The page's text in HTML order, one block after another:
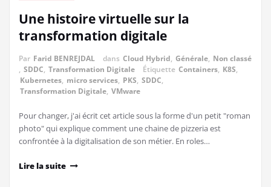
Une histoire virtuelle sur la
transformation digitale
Par Farid BENREJDAL dans Cloud Hybrid, Générale, Non classé
, SDDC, Transformation Digitale Étiquette Containers, K8S,
Kubernetes, micro services, PKS, SDDC,
Transformation Digitale, VMware
Pour changer, j'ai écrit cet article sous la forme d'un petit "roman
photo" qui explique comment une chaine de pizzeria est
confrontée à la digitalisation de son métier. En roles…
Lire la suite